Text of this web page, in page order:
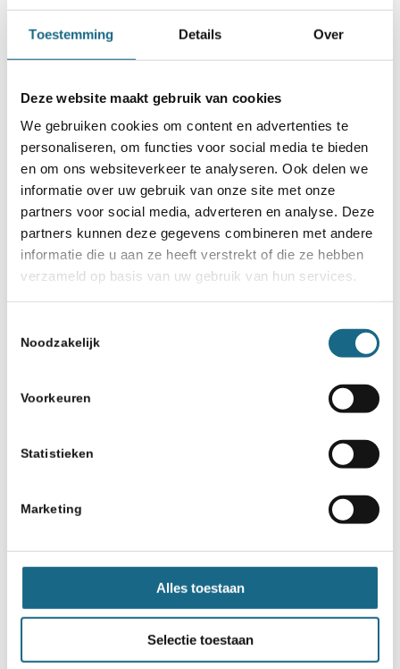
Toestemming Details Over
Deze website maakt gebruik van cookies
We gebruiken cookies om content en advertenties te
personaliseren, om functies voor social media te bieden
en om ons websiteverkeer te analyseren. Ook delen we
informatie over uw gebruik van onze site met onze
partners voor social media, adverteren en analyse. Deze
partners kunnen deze gegevens combineren met andere
informatie die u aan ze heeft verstrekt of die ze hebben
verzameld op basis van uw gebruik van hun services.
Noodzakelijk
Voorkeuren
Statistieken
Marketing
Alles toestaan
Selectie toestaan